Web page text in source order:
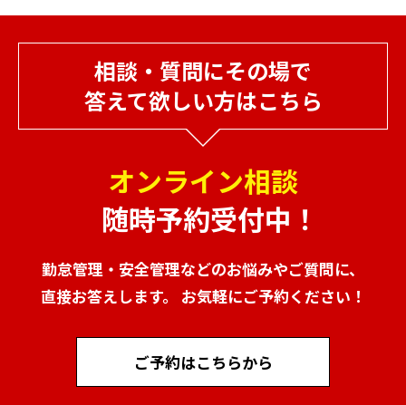
相談・質問にその場で
答えて欲しい方はこちら
オンライン相談
随時予約受付中！
勤怠管理・安全管理などのお悩みやご質問に、
直接お答えします。 お気軽にご予約ください！
ご予約はこちらから